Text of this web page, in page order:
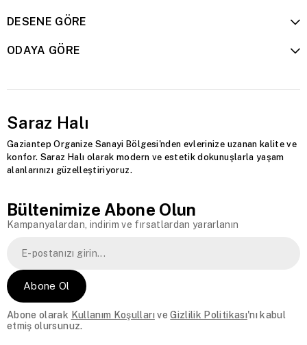
DESENE GÖRE
ODAYA GÖRE
Saraz Halı
Gaziantep Organize Sanayi Bölgesi'nden evlerinize uzanan kalite ve
konfor. Saraz Halı olarak modern ve estetik dokunuşlarla yaşam
alanlarınızı güzelleştiriyoruz.
Bültenimize Abone Olun
Kampanyalardan, indirim ve fırsatlardan yararlanın
Abone Ol
Abone olarak Kullanım KoşullarıveGizlilik Politikası'nı kabul
etmiş olursunuz.